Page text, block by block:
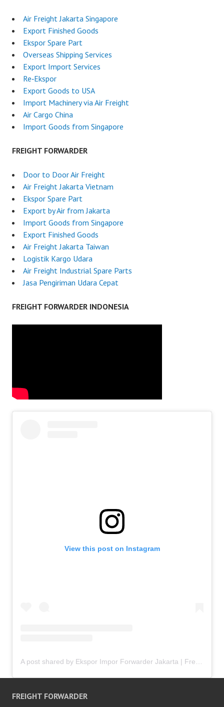
Air Freight Jakarta Singapore
Export Finished Goods
Ekspor Spare Part
Overseas Shipping Services
Export Import Services
Re‑Ekspor
Export Goods to USA
Import Machinery via Air Freight
Air Cargo China
Import Goods from Singapore
FREIGHT FORWARDER
Door to Door Air Freight
Air Freight Jakarta Vietnam
Ekspor Spare Part
Export by Air from Jakarta
Import Goods from Singapore
Export Finished Goods
Air Freight Jakarta Taiwan
Logistik Kargo Udara
Air Freight Industrial Spare Parts
Jasa Pengiriman Udara Cepat
FREIGHT FORWARDER INDONESIA
View this post on Instagram
FREIGHT FORWARDER